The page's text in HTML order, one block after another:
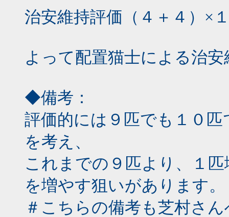
治安維持評価（４＋４）×
よって配置猫士による治
◆備考：
評価的には９匹でも１０
を考え、
これまでの９匹より、１
を増やす狙いがあります。
＃こちらの備考も芝村さ